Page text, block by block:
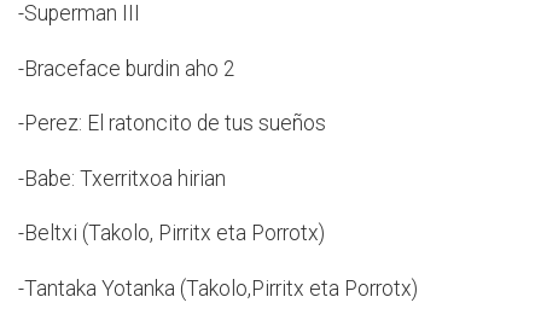
-Superman III
-Braceface burdin aho 2
-Perez: El ratoncito de tus sueños
-Babe: Txerritxoa hirian
-Beltxi (Takolo, Pirritx eta Porrotx)
-Tantaka Yotanka (Takolo,Pirritx eta Porrotx)